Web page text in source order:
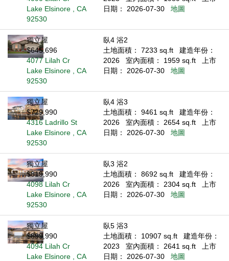
Lake Elsinore , CA
92530
日期： 2026-07-30
地圖
獨立屋
$645,696
4077 Lilah Cr
Lake Elsinore , CA
92530
臥4 浴2
土地面積： 7233 sq.ft
建造年份：
2026
室內面積： 1959 sq.ft
上市
日期： 2026-07-30
地圖
獨立屋
$729,990
4316 Ladrillo St
Lake Elsinore , CA
92530
臥4 浴3
土地面積： 9461 sq.ft
建造年份：
2026
室內面積： 2654 sq.ft
上市
日期： 2026-07-30
地圖
獨立屋
$819,990
4098 Lilah Cr
Lake Elsinore , CA
92530
臥3 浴2
土地面積： 8692 sq.ft
建造年份：
2026
室內面積： 2304 sq.ft
上市
日期： 2026-07-30
地圖
獨立屋
$899,990
4094 Lilah Cr
Lake Elsinore , CA
臥5 浴3
土地面積： 10907 sq.ft
建造年份：
2023
室內面積： 2641 sq.ft
上市
日期： 2026-07-30
地圖